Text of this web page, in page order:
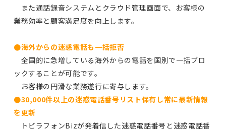
また通話録音システムとクラウド管理画面で、お客様の
業務効率と顧客満足度を向上します。
●海外からの迷惑電話も一括拒否
全国的に急増している海外からの電話を国別で一括ブロ
ックすることが可能です。
お客様の円滑な業務遂行に寄与します。
●30,000件以上の迷惑電話番号リスト保有し常に最新情報
を更新
トビラフォンBizが発着信した迷惑電話番号と迷惑電話番